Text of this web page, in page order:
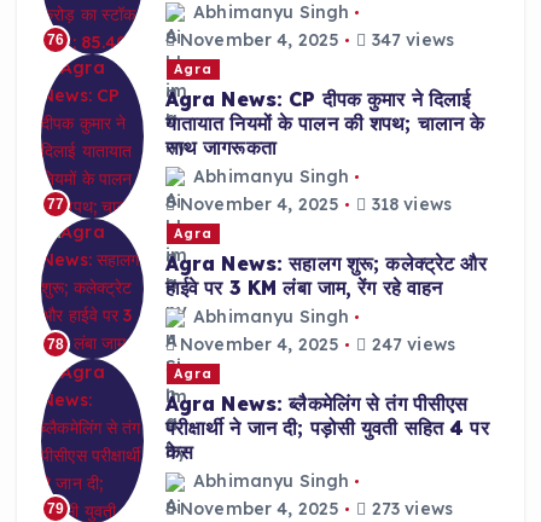
76
Abhimanyu Singh
November 4, 2025
347 views
77
Agra
Agra News: CP दीपक कुमार ने दिलाई
यातायात नियमों के पालन की शपथ; चालान के
साथ जागरूकता
Abhimanyu Singh
November 4, 2025
318 views
78
Agra
Agra News: सहालग शुरू; कलेक्ट्रेट और
हाईवे पर 3 KM लंबा जाम, रेंग रहे वाहन
Abhimanyu Singh
November 4, 2025
247 views
79
Agra
Agra News: ब्लैकमेलिंग से तंग पीसीएस
परीक्षार्थी ने जान दी; पड़ोसी युवती सहित 4 पर
केस
Abhimanyu Singh
November 4, 2025
273 views